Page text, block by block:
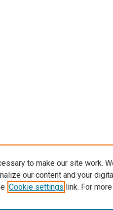
to make our site work.
our content and your
Cookie settings link. For